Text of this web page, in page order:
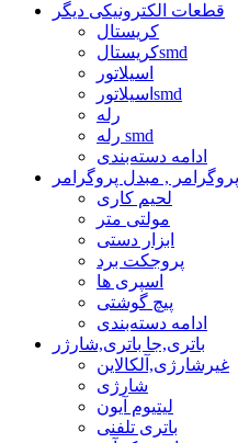
قطعات الکترونیکی دیگر
کریستال
کریستالsmd
اسیلاتور
اسیلاتورsmd
رله
رله smd
ادامه دسته‌بندی
پروگرامر , مبدل پروگرامر
لحیم کاری
مولتی متر
ابزار دستی
پروجکت برد
اسپری ها
پیچ گوشتی
ادامه دسته‌بندی
باتری,جا باتری,شارژر
غیرشارژی,آلکالاین
شارژی
لیتیوم آیون
باتری تلفنی